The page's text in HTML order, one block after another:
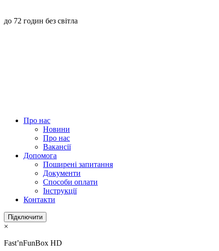
до 72 годин без світла
Про нас
Новини
Про нас
Вакансії
Допомога
Поширені запитання
Документи
Способи оплати
Інструкції
Контакти
Підключити
×
Fast’nFunBox HD